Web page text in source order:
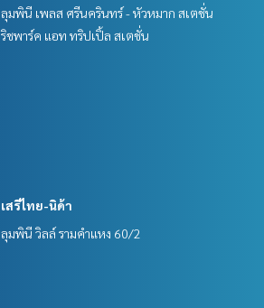
ลุมพินี เพลส ศรีนครินทร์ - หัวหมาก สเตชั่น
ริชพาร์ค แอท ทริปเปิ้ล สเตชั่น
เสรีไทย-นิด้า
ลุมพินี วิลล์ รามคำแหง 60/2